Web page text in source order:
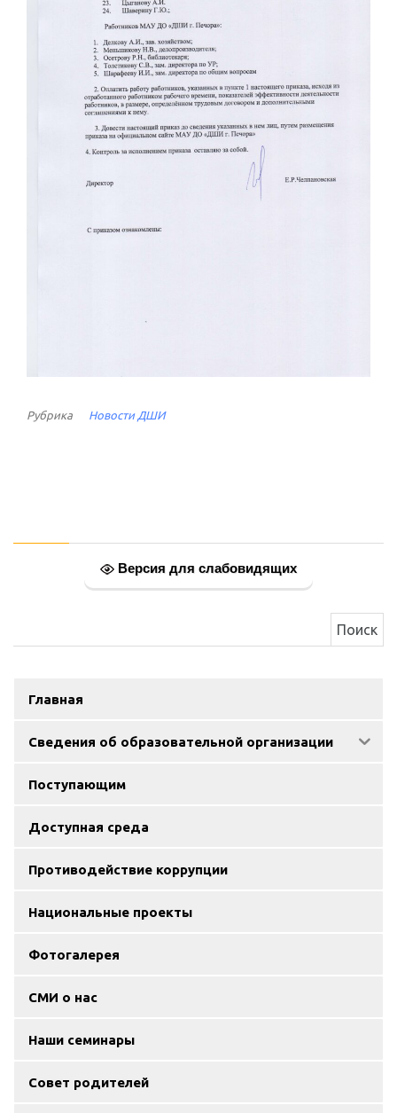
Рубрика Новости ДШИ
Версия для слабовидящих
Главная
Сведения об образовательной организации
Поступающим
Доступная среда
Противодействие коррупции
Национальные проекты
Фотогалерея
СМИ о нас
Наши семинары
Совет родителей